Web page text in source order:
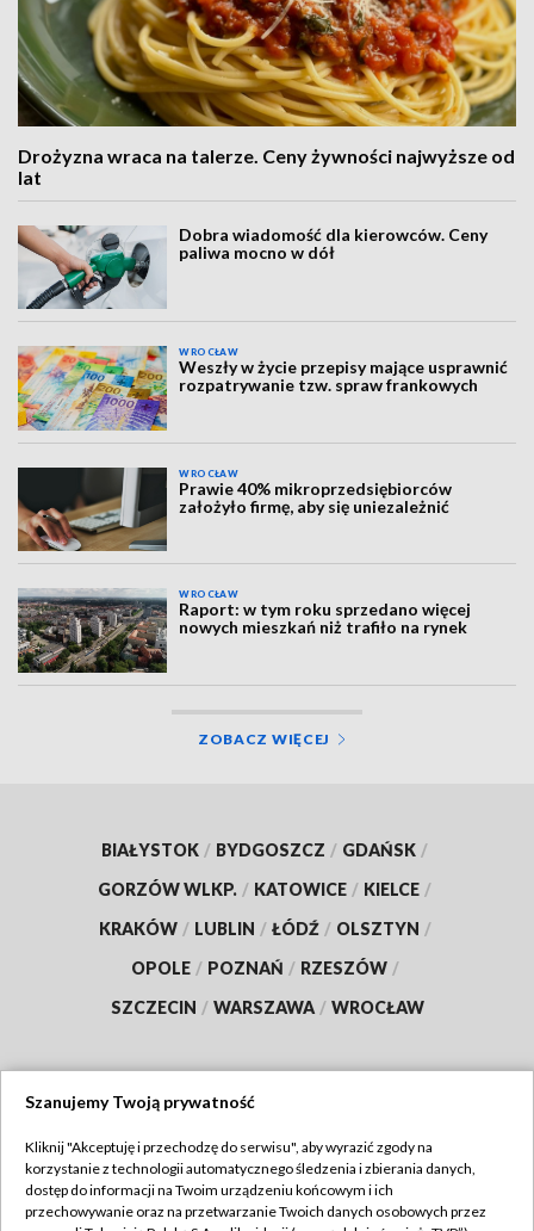
Drożyzna wraca na talerze. Ceny żywności najwyższe od
lat
Dobra wiadomość dla kierowców. Ceny
paliwa mocno w dół
WROCŁAW
Weszły w życie przepisy mające usprawnić
rozpatrywanie tzw. spraw frankowych
WROCŁAW
Prawie 40% mikroprzedsiębiorców
założyło firmę, aby się uniezależnić
WROCŁAW
Raport: w tym roku sprzedano więcej
nowych mieszkań niż trafiło na rynek
ZOBACZ WIĘCEJ
BIAŁYSTOK / BYDGOSZCZ / GDAŃSK /
GORZÓW WLKP. / KATOWICE / KIELCE /
KRAKÓW / LUBLIN / ŁÓDŹ / OLSZTYN /
OPOLE / POZNAŃ / RZESZÓW /
SZCZECIN / WARSZAWA / WROCŁAW
TVP
Abonament TVP
Regulamin TVP
Szanujemy Twoją prywatność
Kliknij "Akceptuję i przechodzę do serwisu", aby wyrazić zgody na
korzystanie z technologii automatycznego śledzenia i zbierania danych,
dostęp do informacji na Twoim urządzeniu końcowym i ich
przechowywanie oraz na przetwarzanie Twoich danych osobowych przez